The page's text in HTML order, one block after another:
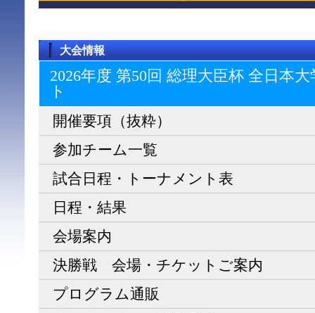
大会情報
2026年度 第50回 総理大臣杯 全日本
ト
開催要項（抜粋）
参加チーム一覧
試合日程・トーナメント表
日程・結果
会場案内
決勝戦 会場・チケットご案内
プログラム通販